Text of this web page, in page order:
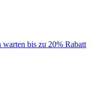
bis zu 20% Rabatt